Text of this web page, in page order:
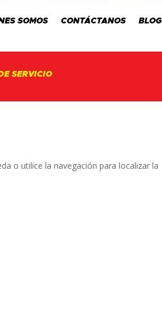
SOMOS CONTÁCTANOS BLOG
SERVICIO
o utilice la navegación para localizar la